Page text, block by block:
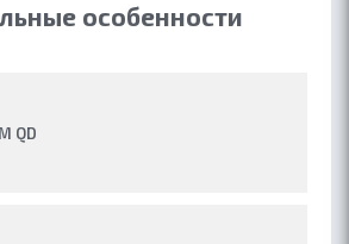
особенности
QD